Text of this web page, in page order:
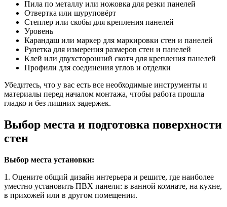
Пила по металлу или ножовка для резки панелей
Отвертка или шуруповёрт
Степлер или скобы для крепления панелей
Уровень
Карандаш или маркер для маркировки стен и панелей
Рулетка для измерения размеров стен и панелей
Клей или двухсторонний скотч для крепления панелей
Профили для соединения углов и отделки
Убедитесь, что у вас есть все необходимые инструменты и
материалы перед началом монтажа, чтобы работа прошла
гладко и без лишних задержек.
Выбор места и подготовка поверхности
стен
Выбор места установки:
1. Оцените общий дизайн интерьера и решите, где наиболее
уместно установить ПВХ панели: в ванной комнате, на кухне,
в прихожей или в другом помещении.